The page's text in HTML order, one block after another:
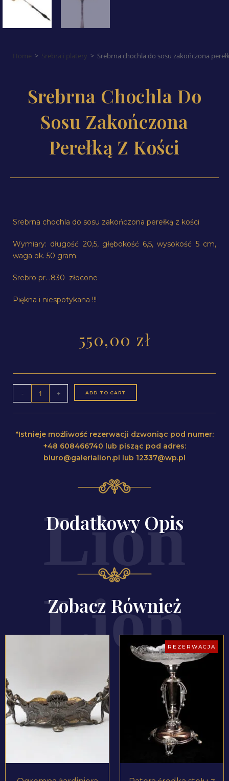
Home > Srebra i platery > Srebrna chochla do sosu zakończona
Srebrna Chochla Do
Sosu Zakończona
Perełką Z Kości
Srebrna chochla do sosu zakończona perełką z kości
Wymiary: długość 20,5, głębokość 6,5, wysokość 5 cm,
waga ok. 50 gram.
Srebro pr. .830 złocone
Piękna i niespotykana !!!
550,00 zł
- + ADD TO CART
*Istnieje możliwość rezerwacji dzwoniąc pod numer:
+48 608466740 lub pisząc pod adres:
biuro@galerialion.pl lub 12337@wp.pl
Dodatkowy Opis
Zobacz Również
ZOBACZ PRODUKT ZOBACZ PRODUKT
REZERWACJA